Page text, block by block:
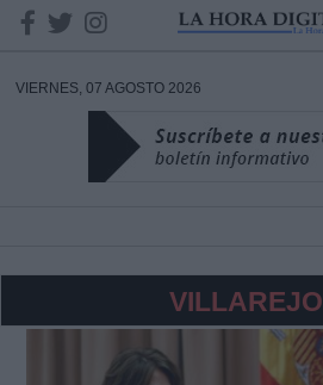
VIERNES, 07 AGOSTO 2026
VILLAREJO
DATOS
Responsable: